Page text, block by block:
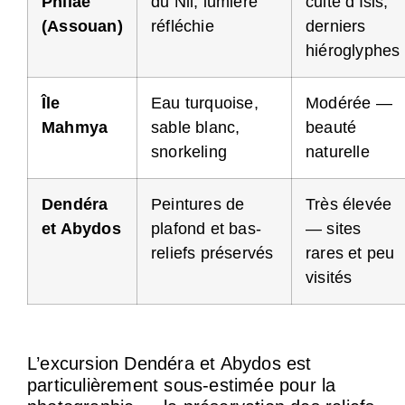
(Assouan)
réfléchie
derniers
hiéroglyphes
Île
Mahmya
Eau turquoise,
sable blanc,
snorkeling
Modérée —
beauté
naturelle
Dendéra
et Abydos
Peintures de
plafond et bas-
reliefs préservés
Très élevée
— sites
rares et peu
visités
L’excursion Dendéra et Abydos est
particulièrement sous-estimée pour la